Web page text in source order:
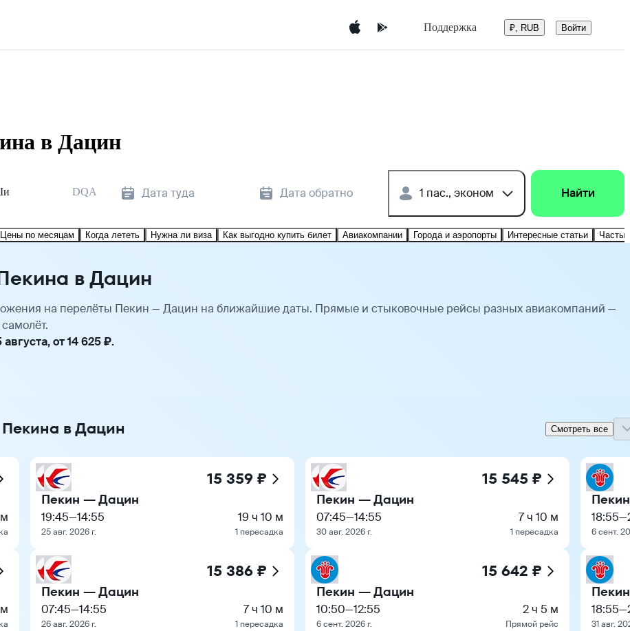
Поддержка ₽, RUB Войти
в Дацин
DQA Дата туда Дата обратно 1 пас., эконом Найти
Цены по месяцам Когда лететь Нужна ли виза Как выгодно купить билет Авиакомпании Города и аэропорты Интересные статьи
в Дацин
на перелёты Пекин — Дацин на ближайшие даты. Прямые и стыковочные рейсы разных авиакомпаний —
от 14 625 ₽.
в Дацин Смотреть все
15 359 ₽
Пекин — Дацин
19:45—14:55
25 авг. 2026 г.
19 ч 10 м
1 пересадка
15 386 ₽
Пекин — Дацин
07:45—14:55
26 авг. 2026 г.
7 ч 10 м
1 пересадка
15 545 ₽
Пекин — Дацин
07:45—14:55
30 авг. 2026 г.
7 ч 10 м
1 пересадка
15 642 ₽
Пекин — Дацин
10:50—12:55
6 сент. 2026 г.
2 ч 5 м
Прямой рейс
18:55—
6 сент.
18:55—
31 авг.